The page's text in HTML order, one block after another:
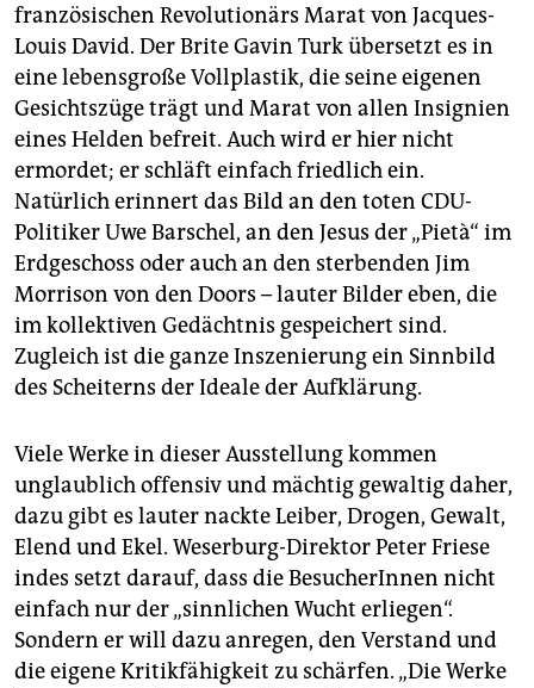
französischen Revolutionärs Marat von Jacques-
Louis David. Der Brite Gavin Turk übersetzt es in
eine lebensgroße Vollplastik, die seine eigenen
Gesichtszüge trägt und Marat von allen Insignien
eines Helden befreit. Auch wird er hier nicht
ermordet; er schläft einfach friedlich ein.
Natürlich erinnert das Bild an den toten CDU-
Politiker Uwe Barschel, an den Jesus der „Pietà“ im
Erdgeschoss oder auch an den sterbenden Jim
Morrison von den Doors – lauter Bilder eben, die
im kollektiven Gedächtnis gespeichert sind.
Zugleich ist die ganze Inszenierung ein Sinnbild
des Scheiterns der Ideale der Aufklärung.
Viele Werke in dieser Ausstellung kommen
unglaublich offensiv und mächtig gewaltig daher,
dazu gibt es lauter nackte Leiber, Drogen, Gewalt,
Elend und Ekel. Weserburg-Direktor Peter Friese
indes setzt darauf, dass die BesucherInnen nicht
einfach nur der „sinnlichen Wucht erliegen“.
Sondern er will dazu anregen, den Verstand und
die eigene Kritikfähigkeit zu schärfen. „Die Werke